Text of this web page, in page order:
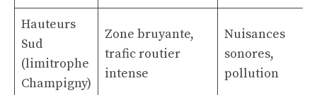
Hauteurs
Sud
(limitrophe
Champigny)
Zone bruyante,
trafic routier
intense
Nuisances
sonores,
pollution